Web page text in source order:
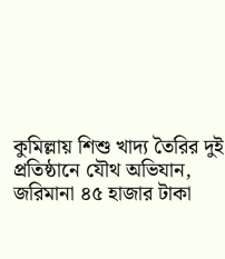
কুমিল্লায় শিশু খাদ্য তৈরির দুই
প্রতিষ্ঠানে যৌথ অভিযান,
জরিমানা ৪৫ হাজার টাকা